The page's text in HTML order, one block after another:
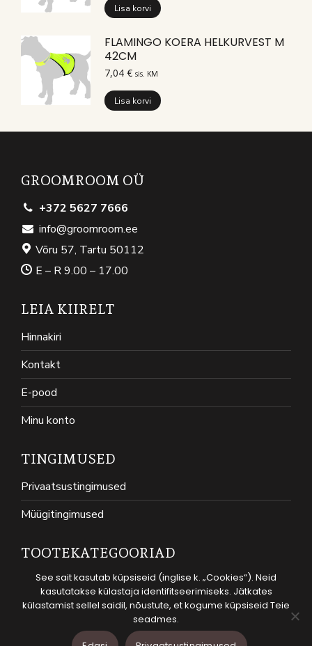
Lisa korvi
FLAMINGO KOERA HELKURVEST M
42CM
7,04 € sis. KM
Lisa korvi
GROOMROOM OÜ
+372 5627 7666
info@groomroom.ee
Võru 57, Tartu 50112
E – R 9.00 – 17.00
LEIA KIIRELT
Hinnakiri
Kontakt
E-pood
Minu konto
TINGIMUSED
Privaatsustingimused
Müügitingimused
TOOTEKATEGOORIAD
KASSID
KOERAD
© Groomroom OÜ - 2026. Kõik õigused kaitstud.
See sait kasutab küpsiseid (inglise k. „Cookies“). Neid
kasutatakse külastaja identifitseerimiseks. Jätkates
külastamist sellel saidil, nõustute, et kogume küpsiseid Teie
seadmes.